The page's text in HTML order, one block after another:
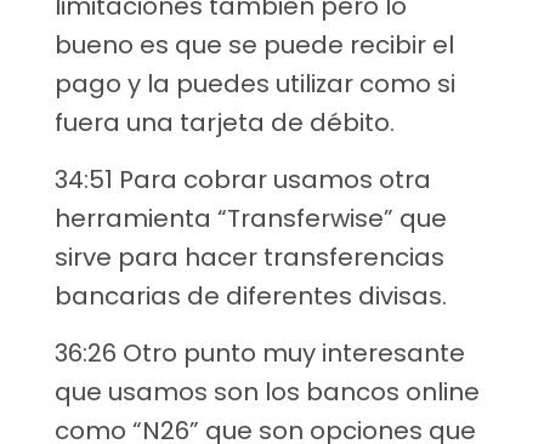
bueno es que se puede recibir el
pago y la puedes utilizar como si
fuera una tarjeta de débito.
34:51 Para cobrar usamos otra
herramienta “Transferwise” que
sirve para hacer transferencias
bancarias de diferentes divisas.
36:26 Otro punto muy interesante
que usamos son los bancos online
como “N26” que son opciones que